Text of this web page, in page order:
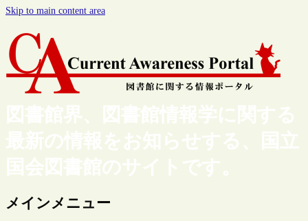
Skip to main content area
図書館界、図書館情報学に関する
最新の情報をお知らせする、国立
国会図書館のサイトです。
メインメニュー